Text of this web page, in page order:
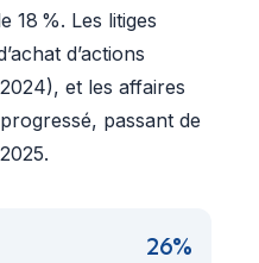
18 %. Les litiges
d’actions
et les affaires
passant de
26%